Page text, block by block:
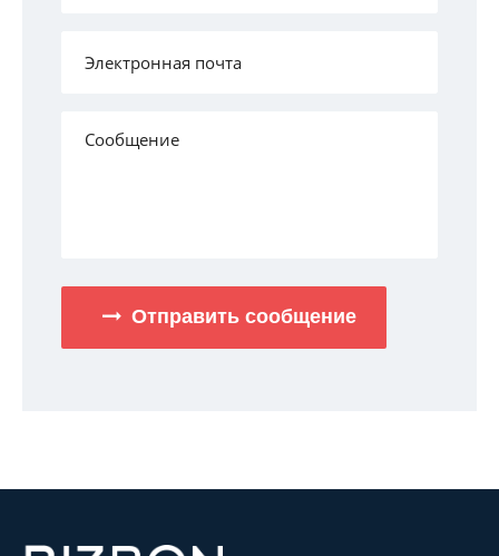
Отправить сообщение